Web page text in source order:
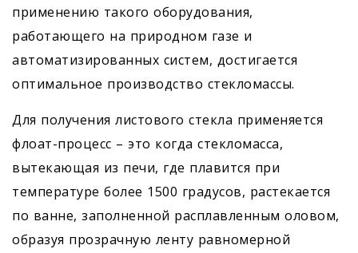
применению такого оборудования,
работающего на природном газе и
автоматизированных систем, достигается
оптимальное производство стекломассы.
Для получения листового стекла применяется
флоат-процесс – это когда стекломасса,
вытекающая из печи, где плавится при
температуре более 1500 градусов, растекается
по ванне, заполненной расплавленным оловом,
образуя прозрачную ленту равномерной